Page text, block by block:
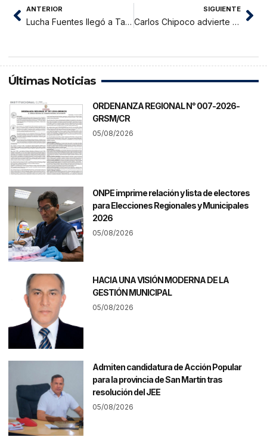
ANTERIOR
Lucha Fuentes llegó a Tarapoto
SIGUIENTE
Carlos Chipoco advierte posible acuerdo entre Fiscalía y Julio Cacique
Últimas Noticias
ORDENANZA REGIONAL N° 007-2026-
GRSM/CR
05/08/2026
ONPE imprime relación y lista de electores
para Elecciones Regionales y Municipales
2026
05/08/2026
HACIA UNA VISIÓN MODERNA DE LA
GESTIÓN MUNICIPAL
05/08/2026
Admiten candidatura de Acción Popular
para la provincia de San Martín tras
resolución del JEE
05/08/2026